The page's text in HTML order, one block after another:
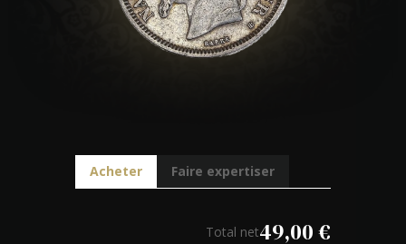
Acheter Faire expertiser
Total net49,00€